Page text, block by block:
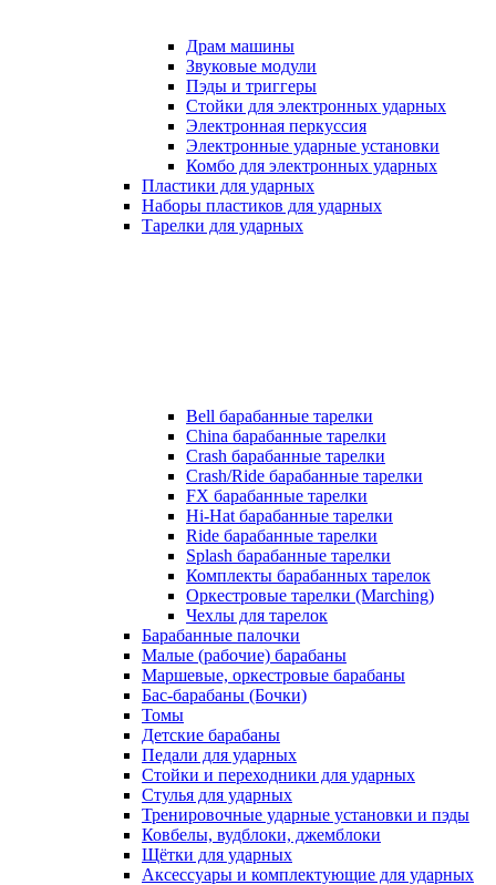
Драм машины
Звуковые модули
Пэды и триггеры
Стойки для электронных ударных
Электронная перкуссия
Электронные ударные установки
Комбо для электронных ударных
Пластики для ударных
Наборы пластиков для ударных
Тарелки для ударных
Bell барабанные тарелки
China барабанные тарелки
Crash барабанные тарелки
Crash/Ride барабанные тарелки
FX барабанные тарелки
Hi-Hat барабанные тарелки
Ride барабанные тарелки
Splash барабанные тарелки
Комплекты барабанных тарелок
Оркестровые тарелки (Marching)
Чехлы для тарелок
Барабанные палочки
Малые (рабочие) барабаны
Маршевые, оркестровые барабаны
Бас-барабаны (Бочки)
Томы
Детские барабаны
Педали для ударных
Стойки и переходники для ударных
Стулья для ударных
Тренировочные ударные установки и пэды
Ковбелы, вудблоки, джемблоки
Щётки для ударных
Аксесcуары и комплектующие для ударных